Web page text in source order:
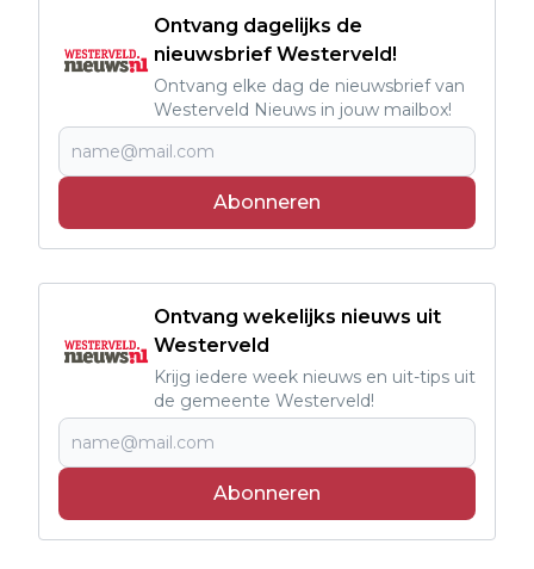
Ontvang dagelijks de
nieuwsbrief Westerveld!
Ontvang elke dag de nieuwsbrief van
Westerveld Nieuws in jouw mailbox!
Abonneren
Ontvang wekelijks nieuws uit
Westerveld
Krijg iedere week nieuws en uit-tips uit
de gemeente Westerveld!
Abonneren